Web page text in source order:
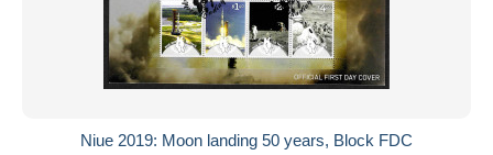
Niue 2019: Moon landing 50 years, Block FDC